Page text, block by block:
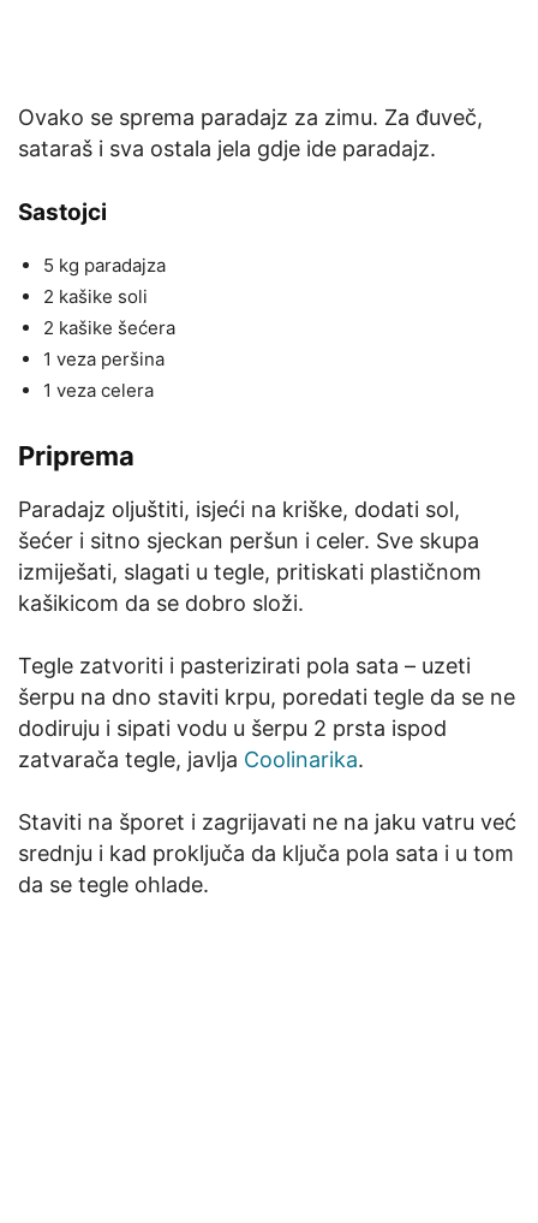
Ovako se sprema paradajz za zimu. Za đuveč,
sataraš i sva ostala jela gdje ide paradajz.
Sastojci
5 kg paradajza
2 kašike soli
2 kašike šećera
1 veza peršina
1 veza celera
Priprema
Paradajz oljuštiti, isjeći na kriške, dodati sol,
šećer i sitno sjeckan peršun i celer. Sve skupa
izmiješati, slagati u tegle, pritiskati plastičnom
kašikicom da se dobro složi.
Tegle zatvoriti i pasterizirati pola sata – uzeti
šerpu na dno staviti krpu, poredati tegle da se ne
dodiruju i sipati vodu u šerpu 2 prsta ispod
zatvarača tegle, javlja Coolinarika.
Staviti na šporet i zagrijavati ne na jaku vatru već
srednju i kad proključa da ključa pola sata i u tom
da se tegle ohlade.